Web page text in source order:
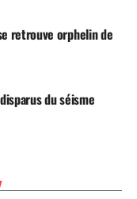
retrouve orphelin de
du séisme